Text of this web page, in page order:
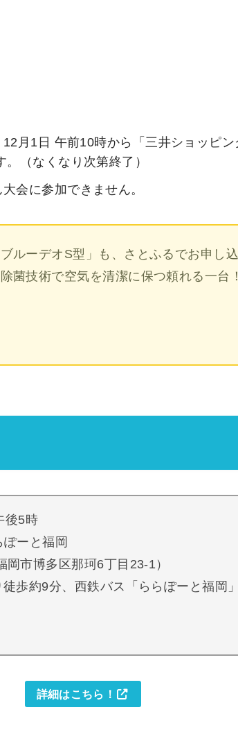
月1日 午前10時から「三井ショッピ
（なくなり次第終了）
会に参加できません。
ルーデオS型」も、さとふるでお申し
菌技術で空気を清潔に保つ頼れる一台
後5時
ーと福岡
多区那珂6丁目23-1）
歩約9分、西鉄バス「ららぽーと福岡
詳細はこちら！